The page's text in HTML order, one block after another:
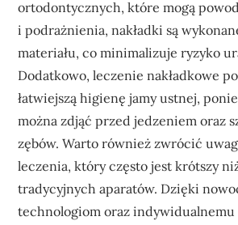
ortodontycznych, które mogą
i podrażnienia, nakładki są
materiału, co minimalizuje ryzyko
Dodatkowo, leczenie nakładkowe
łatwiejszą higienę jamy ustnej,
można zdjąć przed jedzeniem oraz
zębów. Warto również zwrócić
leczenia, który często jest krótszy
tradycyjnych aparatów. Dzięki
technologiom oraz